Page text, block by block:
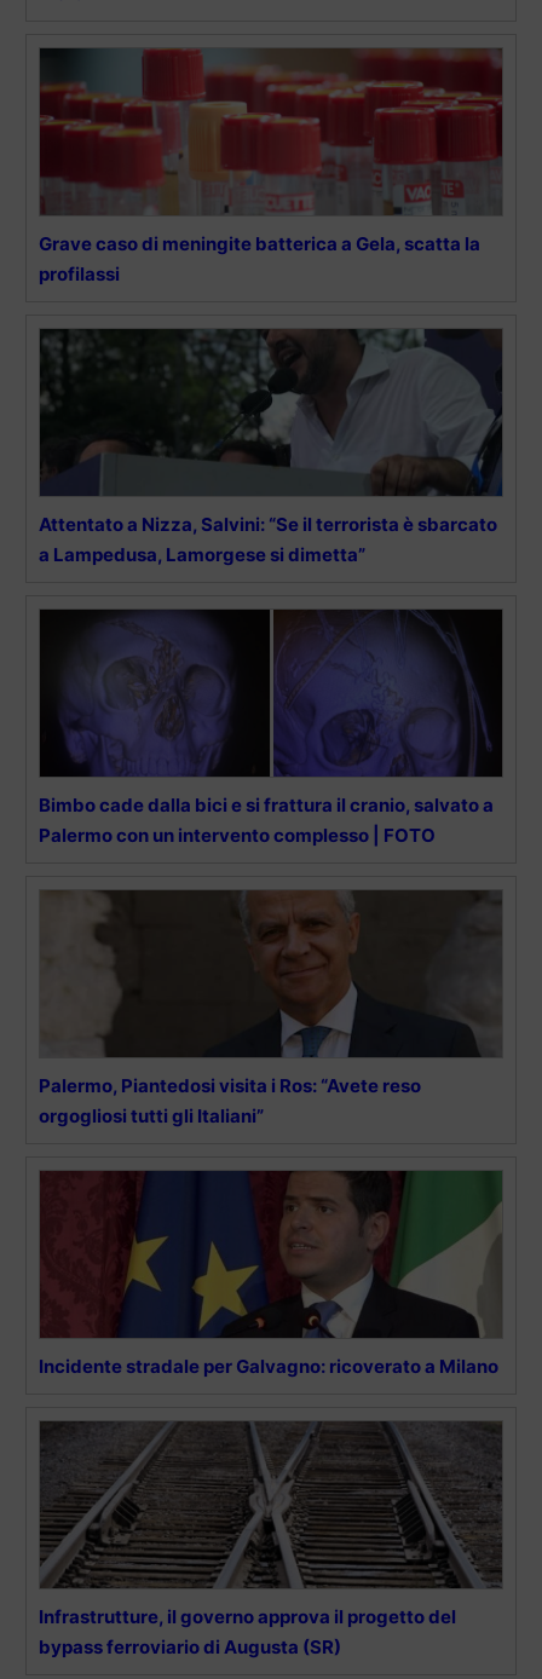
Grave caso di meningite batterica a Gela, scatta la
profilassi
Attentato a Nizza, Salvini: “Se il terrorista è sbarcato
a Lampedusa, Lamorgese si dimetta”
Bimbo cade dalla bici e si frattura il cranio, salvato a
Palermo con un intervento complesso | FOTO
Palermo, Piantedosi visita i Ros: “Avete reso
orgogliosi tutti gli Italiani”
Incidente stradale per Galvagno: ricoverato a Milano
Infrastrutture, il governo approva il progetto del
bypass ferroviario di Augusta (SR)